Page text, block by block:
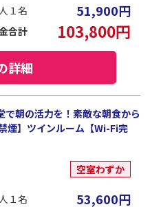
１名 51,900円
合計 103,800円
詳細
で朝の活力を！素敵な朝食から
煙】ツインルーム【Wi-Fi完
空室わずか
１名 53,600円